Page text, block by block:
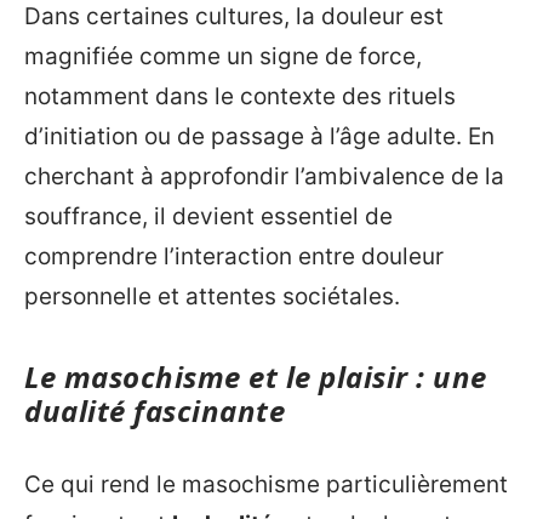
Dans certaines cultures, la douleur est
magnifiée comme un signe de force,
notamment dans le contexte des rituels
d’initiation ou de passage à l’âge adulte. En
cherchant à approfondir l’ambivalence de la
souffrance, il devient essentiel de
comprendre l’interaction entre douleur
personnelle et attentes sociétales.
Le masochisme et le plaisir : une
dualité fascinante
Ce qui rend le masochisme particulièrement